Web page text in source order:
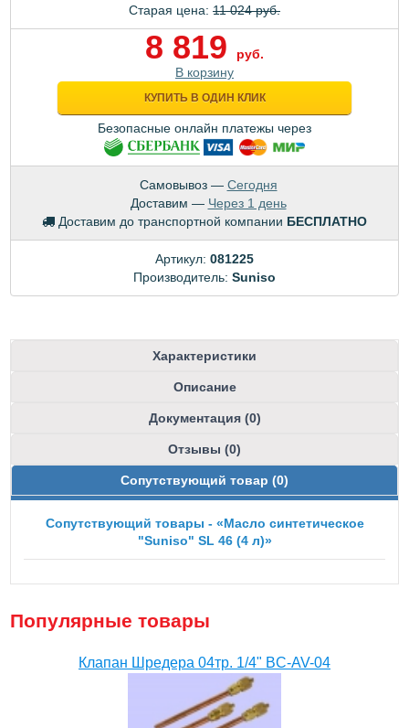
Старая цена: 11 024 руб.
8 819
руб.
В корзину
КУПИТЬ В ОДИН КЛИК
Безопасные онлайн платежы через
Самовывоз — Сегодня
Доставим — Через 1 день
Доставим до транспортной компании БЕСПЛАТНО
Артикул: 081225
Производитель: Suniso
Характеристики
Описание
Документация (0)
Отзывы (0)
Сопутствующий товар (0)
Сопутствующий товары - «Масло синтетическое
"Suniso" SL 46 (4 л)»
Популярные товары
Клапан Шредера 04тр. 1/4" BC-AV-04